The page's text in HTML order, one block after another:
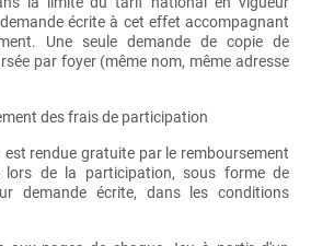
écrite à cet effet accompagnant
Une seule demande de copie de
par foyer (même nom, même adresse
des frais de participation
rendue gratuite par le remboursement
lors de la participation, sous forme de
demande écrite, dans les conditions